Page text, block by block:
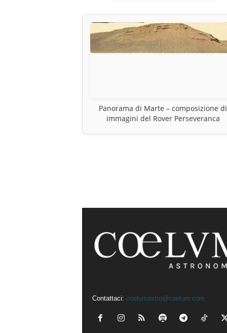
Panorama di Marte – composizione di
immagini del Rover Perseveranca
Contattaci: coelumastro@coelum.com